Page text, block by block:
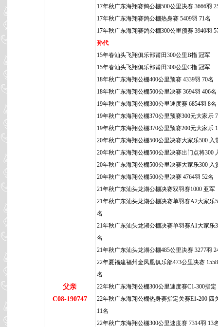
父亲
C08-190747
17年秋广东海翔赛鸽公棚500公里决赛 3666羽
17年秋广东海翔赛鸽公棚热身赛 5409羽 71名
17年秋广东海翔赛鸽公棚300公里预赛 3940羽
孙代
15年春汕头飞翔俱乐部莆田300公里B指 冠军
15年春汕头飞翔俱乐部莆田300公里C指 冠军
18年秋广东海翔公棚400公里预赛 4339羽 70名
18年秋广东海翔公棚500公里决赛 3694羽 406名
19年秋广东海翔公棚300公里速度赛 6854羽 8名
19年秋广东海翔公棚370公里预赛300元大家乐
19年秋广东海翔公棚370公里预赛200元大家乐
20年秋广东海翔公棚500公里决赛大家乐500 入
20年秋广东海翔公棚500公里决赛出门点将300
20年秋广东海翔公棚500公里决赛大家乐300 入
20年秋广东海翔公棚500公里决赛 4764羽 52名
21年秋广东汕头龙湖公棚决赛双羽赛1000 亚军
21年秋广东汕头龙湖公棚决赛单羽赛A2大家乐
名
21年秋广东汕头龙湖公棚决赛单羽赛A1大家乐
名
21年秋广东汕头龙湖公棚485公里决赛 3277羽
22年夏福建福州金凤凰俱乐部473公里决赛
名
22年秋广东海翔公棚300公里速度赛C1-300指定
22年秋广东海翔公棚热身赛指定关赛E1-200 四
11名
22年秋广东海翔公棚300公里速度赛 7314羽 13